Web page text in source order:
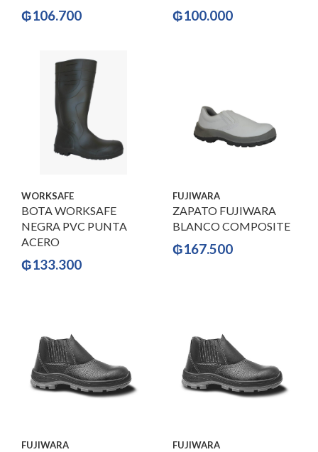
₲106.700 ₲100.000
WORKSAFE
BOTA WORKSAFE
NEGRA PVC PUNTA
ACERO
₲133.300
FUJIWARA
ZAPATO FUJIWARA
BLANCO COMPOSITE
₲167.500
FUJIWARA FUJIWARA